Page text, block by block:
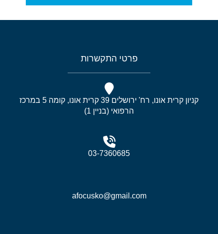
פרטי התקשרות
קניון קרית אונו, רח' ירושלים 39 קרית אונו, קומה 5 במרכז
הרפואי (בניין 1)
03-7360685
afocusko@gmail.com